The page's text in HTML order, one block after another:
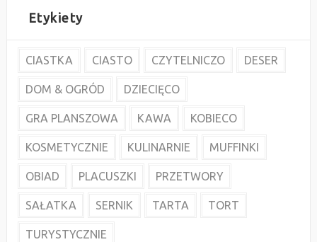
Etykiety
CIASTKA CIASTO CZYTELNICZO DESER
DOM & OGRÓD DZIECIĘCO
GRA PLANSZOWA KAWA KOBIECO
KOSMETYCZNIE KULINARNIE MUFFINKI
OBIAD PLACUSZKI PRZETWORY
SAŁATKA SERNIK TARTA TORT
TURYSTYCZNIE